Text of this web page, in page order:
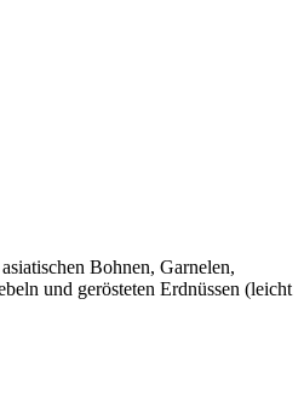
Bohnen, Garnelen,
und gerösteten Erdnüssen (leicht